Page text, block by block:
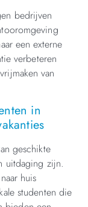
bedrijven
een externe
verbeteren
van
in
geschikte
uitdaging zijn.
huis
studenten die